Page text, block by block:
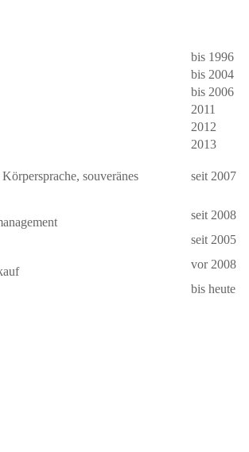
bis 1996
bis 2004
bis 2006
2011
2012
2013
souveränes
seit 2007
seit 2008
seit 2005
vor 2008
bis heute